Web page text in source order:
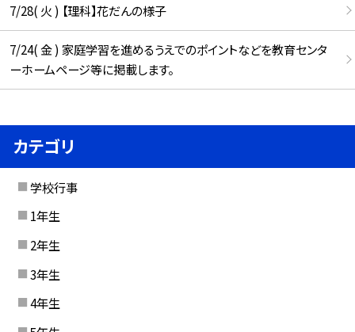
7/28( 火 ) 【理科】花だんの様子
7/24( 金 ) 家庭学習を進めるうえでのポイントなどを教育センタ
ーホームページ等に掲載します。
カテゴリ
学校行事
1年生
2年生
3年生
4年生